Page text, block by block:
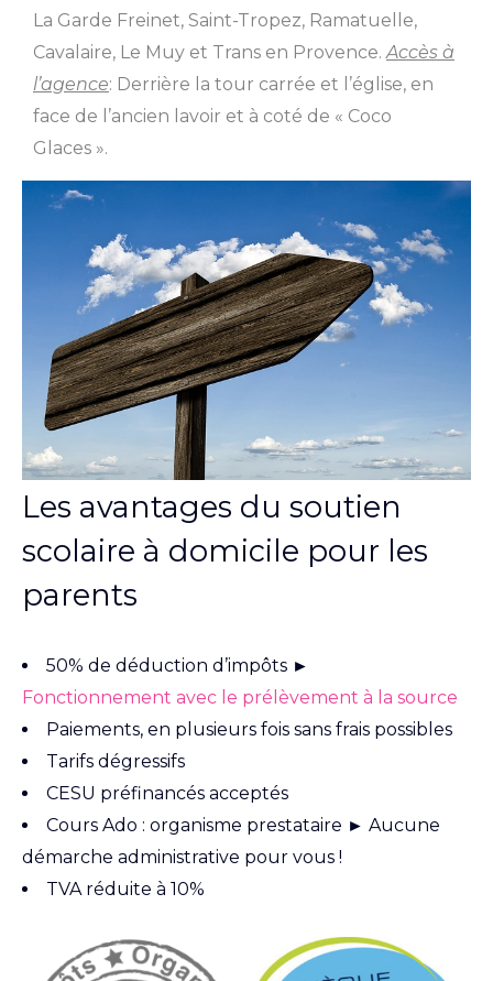
La Garde Freinet, Saint-Tropez, Ramatuelle,
Cavalaire, Le Muy et Trans en Provence. Accès à
l’agence: Derrière la tour carrée et l’église, en
face de l’ancien lavoir et à coté de « Coco
Glaces ».
Les avantages du soutien
scolaire à domicile pour les
parents
50% de déduction d’impôts ►
Fonctionnement avec le prélèvement à la source
Paiements, en plusieurs fois sans frais possibles
Tarifs dégressifs
CESU préfinancés acceptés
Cours Ado : organisme prestataire ► Aucune
démarche administrative pour vous !
TVA réduite à 10%